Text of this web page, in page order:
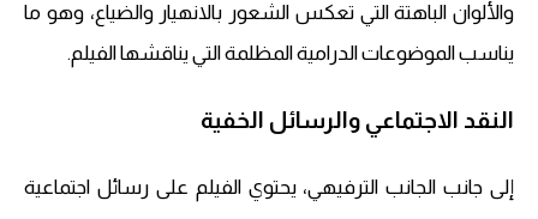
والألوان الباهتة التي تعكس الشعور بالانهيار والضياع، وهو ما
يناسب الموضوعات الدرامية المظلمة التي يناقشها الفيلم.
النقد الاجتماعي والرسائل الخفية
إلى جانب الجانب الترفيهي، يحتوي الفيلم على رسائل اجتماعية